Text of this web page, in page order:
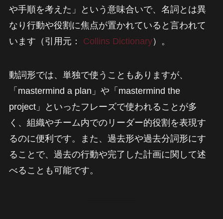
や手順を考えた」という意味合いで、名詞とは異
なり行動や役割に焦点が置かれていると言われて
います（引用元： Collins Dictionary）。
動詞形では、単独で使うこともありますが、
「mastermind a plan」や「mastermind the
project」といったフレーズで使われることが多
く、組織やチーム内でのリーダー的役割を表現す
るのに便利です。また、過去形や過去分詞形にす
ることで、過去の行動や完了した計画に関して述
べることも可能です。